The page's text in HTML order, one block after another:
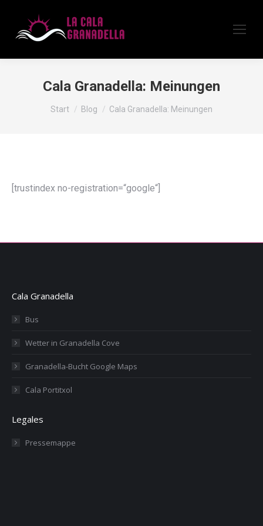
Cala Granadella: Meinungen
Sie befinden sich hier:
Start Blog Cala Granadella: Meinungen
[trustindex no-registration=“google“]
Cala Granadella
Bus
Wetter in Granadella Cove
Granadella-Bucht Google Maps
Cala Portitxol
Legales
Pressemappe